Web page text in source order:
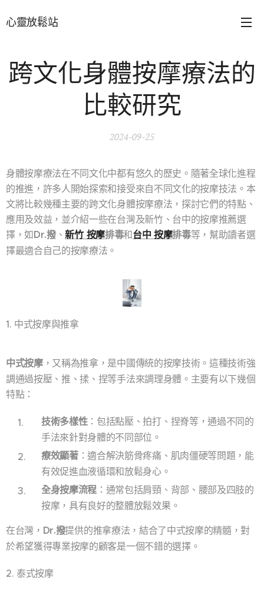
心靈放鬆站
跨文化身體按摩療法的
比較研究
2024-09-25
身體按摩療法在不同文化中都有悠久的歷史。隨著全球化進程
的推進，許多人開始探索和接受來自不同文化的按摩技法。本
文將比較幾種主要的跨文化身體按摩療法，探討它們的特點、
應用及效益，並介紹一些在台灣及新竹、台中的按摩推薦選
擇，如Dr.撥、新竹 按摩排毒和台中 按摩排毒等，幫助讀者選
擇最適合自己的按摩療法。
1. 中式按摩與推拿
中式按摩，又稱為推拿，是中國傳統的按摩技術。這種技術強
調通過按壓、推、揉、捏等手法來調理身體。主要有以下幾個
特點：
技術多樣性：包括點壓、拍打、捏脊等，通過不同的
手法來針對身體的不同部位。
療效顯著：適合解決筋骨疼痛、肌肉僵硬等問題，能
有效促進血液循環和放鬆身心。
全身按摩流程 ：通常包括肩頸、背部、腰部及四肢的
按摩，具有良好的整體放鬆效果。
在台灣， Dr.撥提供的推拿療法，結合了中式按摩的精髓，對
於希望獲得專業按摩的顧客是一個不錯的選擇。
2. 泰式按摩